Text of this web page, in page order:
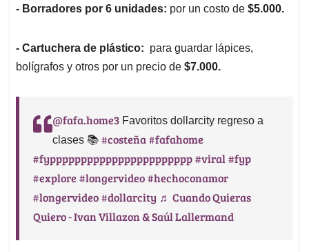
- Borradores por 6 unidades: por un costo de $5.000.
- Cartuchera de plástico: para guardar lápices,
bolígrafos y otros por un precio de $7.000.
@fafa.home3 Favoritos dollarcity regreso a
clases 📚 #costeña#fafahome
#fyppppppppppppppppppppppp#viral #fyp
#explore #longervideo#hechoconamor
#longervideo#dollarcity ♬ Cuando Quieras
Quiero - Ivan Villazon & Saúl Lallermand